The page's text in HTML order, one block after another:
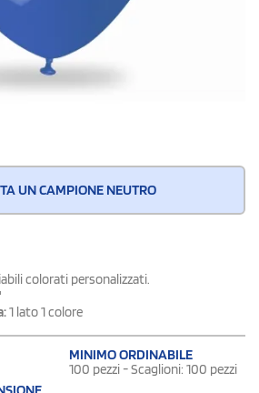
UN CAMPIONE NEUTRO
colorati personalizzati.
1 lato 1 colore
MINIMO ORDINABILE
100 pezzi - Scaglioni: 100 pezzi